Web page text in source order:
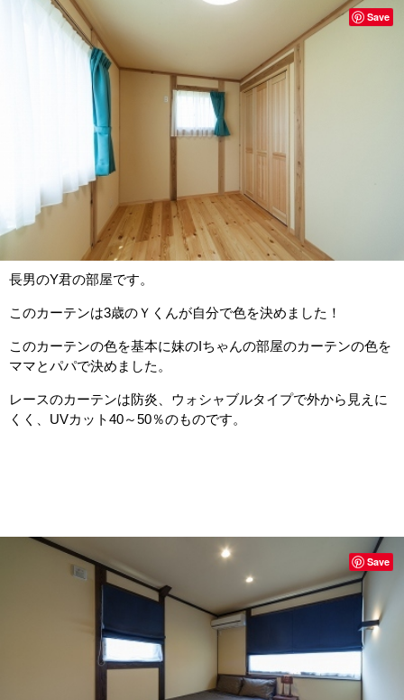
長男のY君の部屋です。
このカーテンは3歳のＹくんが自分で色を決めました！
このカーテンの色を基本に妹のIちゃんの部屋のカーテンの色を
ママとパパで決めました。
レースのカーテンは防炎、ウォシャブルタイプで外から見えに
くく、UVカット40～50％のものです。
Save
Save